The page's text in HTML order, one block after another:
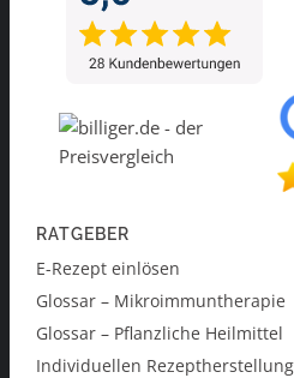
RATGEBER
E-Rezept einlösen
Glossar – Mikroimmuntherapie
Glossar – Pflanzliche Heilmittel
Individuellen